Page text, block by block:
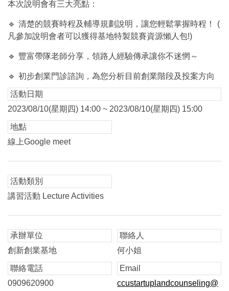
本次說明會有三大亮點：
🔹 清楚的競賽時程及輔導規劃說明，讓您輕鬆掌握時程！
(
凡參加說明會者可以獲得基地特製競賽資源懶人包!)
🔹 豐富帶隊老師分享，領路人經驗傳承讓你不迷惘～
🔹 初步創業門診諮詢，為您分析目前創業階段及投案方向
活動日期
2023/08/10(星期四) 14:00 ~ 2023/08/10(星期四) 15:00
地點
線上Google meet
活動類別
講習活動 Lecture Activities
承辦單位
創新創業基地
聯絡人
何小姐
聯絡電話
0909620900
Email
ccustartuplandcounseling@